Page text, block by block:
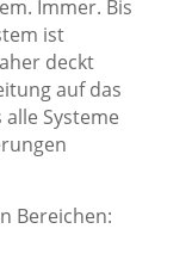
Immer. Bis
ist
deckt
auf das
Systeme
Bereichen: